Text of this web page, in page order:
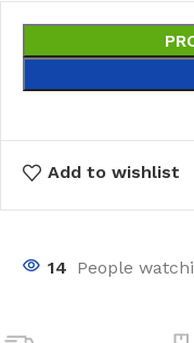
Add to wishlist
14 People